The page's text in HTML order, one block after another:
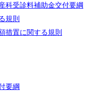
科受診料補助金交付要綱
規則
措置に関する規則
要綱